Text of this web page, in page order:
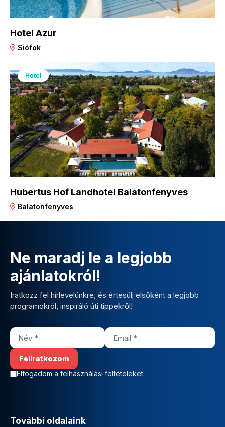
Hotel Azur
Siófok
Hotel
Hubertus Hof Landhotel Balatonfenyves
Balatonfenyves
Ne maradj le a legjobb
ajánlatokról!
Iratkozz fel hírlevelünkre, és értesülj elsőként a legjobb
programokról, inspiráló úti tippekről!
Elfogadom a felhasználási feltételeket
További oldalaink